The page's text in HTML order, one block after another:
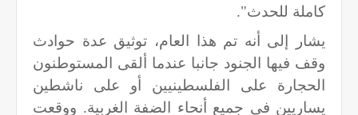
كاملة للحدث".
يشار إلى أنه تم هذا العام، توثيق عدة حوادث
وقف فيها الجنود جانبا عندما ألقى المستوطنون
الحجارة على الفلسطينيين أو على ناشطين
يساريين في جميع أنحاء الضفة الغربية. ووقعت